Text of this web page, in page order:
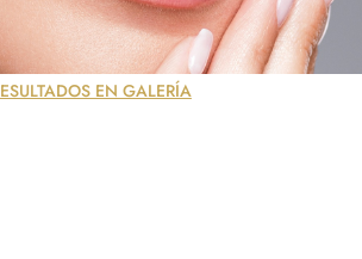
EN GALERÍA